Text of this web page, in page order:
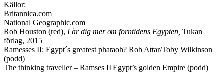
Källor:
Britannica.com
National Geographic.com
Rob Houston (red), Lär dig mer om forntidens Egypten, Tukan
förlag, 2015
Ramesses II: Egypt´s greatest pharaoh? Rob Attar/Toby Wilkinson
(podd)
The thinking traveller – Ramses II Egypt’s golden Empire (podd)